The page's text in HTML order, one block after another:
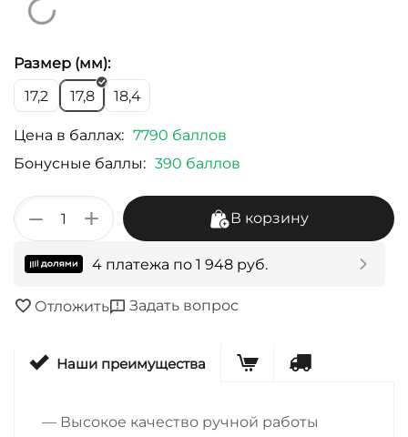
Размер (мм):
17,2
17,8 18,4
Цена в баллах: 7790 баллов
Бонусные баллы: 390 баллов
+
− В корзину
4 платежа по 1 948 руб.
Отложить Задать вопрос
Наши преимущества
— Высокое качество ручной работы